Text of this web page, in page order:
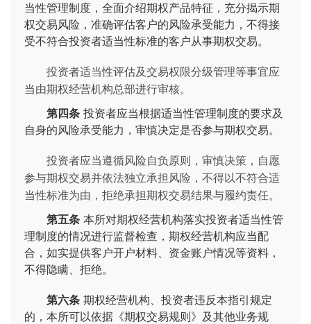
当性管理制度，全面介绍期权产品特征，充分揭示期
权交易风险，准确评估客户的风险承受能力，不得接
受不符合投资者适当性标准的客户从事期权交易。
投资者适当性评估及交易权限分级管理等事宜应
当由期权经营机构总部进行审核。
第四条 投资者应当根据适当性管理制度的要求及
自身的风险承受能力，审慎决定是否参与期权交易。
投资者应当遵循风险自负原则，审慎决策，自愿
参与期权交易并依法独立承担风险，不得以不符合适
当性标准为由，拒绝承担期权交易结果与履约责任。
第五条 本所对期权经营机构落实投资者适当性管
理制度的情况进行监督检查，期权经营机构应当配
合，如实提供客户开户材料、资金账户情况等资料，
不得隐瞒、拒绝。
第六条 期权经营机构、投资者违反本指引规定
的，本所可以依据《期权交易规则》及其他业务规